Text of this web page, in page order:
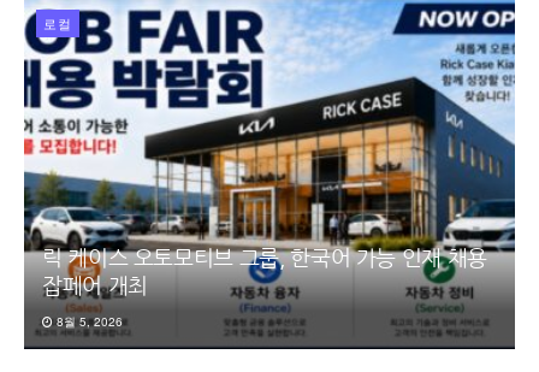
로컬
릭 케이스 오토모티브 그룹, 한국어 가능 인재 채용
잡페어 개최
8월 5, 2026